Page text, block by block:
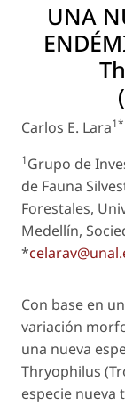
UNA
Carlos E. Lara1*
1Grupo de
de Fauna
Forestales,
Medellín,
*
Con base en
variación
una nueva
Thryophilus
especie nueva